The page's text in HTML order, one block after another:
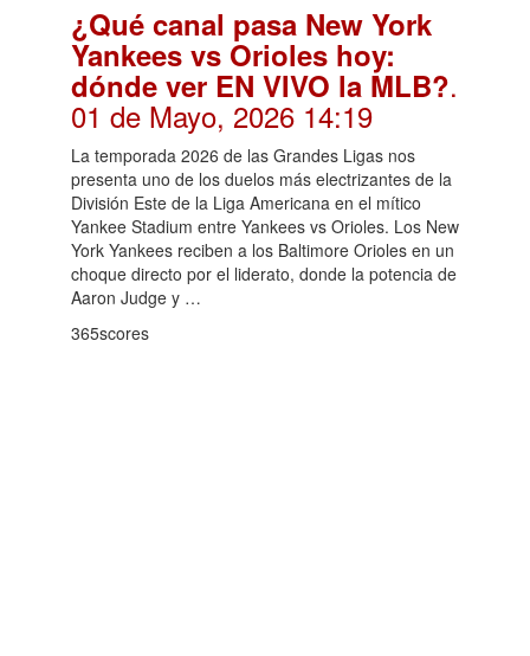
¿Qué canal pasa New York
Yankees vs Orioles hoy:
dónde ver EN VIVO la MLB?.
01 de Mayo, 2026 14:19
La temporada 2026 de las Grandes Ligas nos
presenta uno de los duelos más electrizantes de la
División Este de la Liga Americana en el mítico
Yankee Stadium entre Yankees vs Orioles. Los New
York Yankees reciben a los Baltimore Orioles en un
choque directo por el liderato, donde la potencia de
Aaron Judge y …
365scores